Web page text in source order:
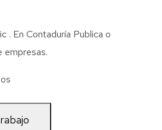
. En Contaduría Publica o
empresas.